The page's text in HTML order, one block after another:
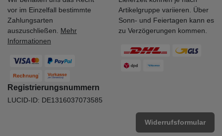
vor im Einzelfall bestimmte
Zahlungsarten
auszuschließen. Mehr
Informationen
Artikelgruppe variieren. Über
Sonn- und Feiertagen kann es
zu Verzögerungen kommen.
Registrierungsnummern
LUCID-ID: DE1316037073585
Widerrufsformular